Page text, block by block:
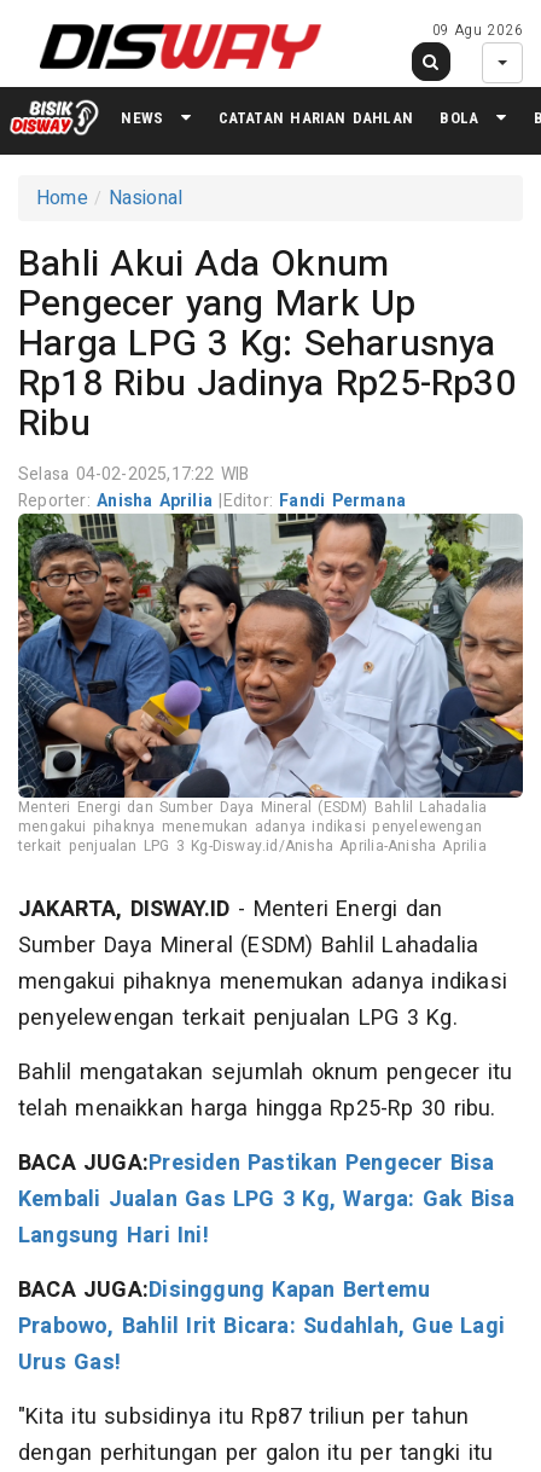
09 Agu 2026
NEWS CATATAN HARIAN DAHLAN BOLA
Home Nasional
Bahli Akui Ada Oknum
Pengecer yang Mark Up
Harga LPG 3 Kg: Seharusnya
Rp18 Ribu Jadinya Rp25-Rp30
Ribu
Selasa 04-02-2025,17:22 WIB
Reporter:Anisha Aprilia|Editor: Fandi Permana
Menteri Energi dan Sumber Daya Mineral (ESDM) Bahlil Lahadalia
mengakui pihaknya menemukan adanya indikasi penyelewengan
terkait penjualan LPG 3 Kg-Disway.id/Anisha Aprilia-Anisha Aprilia
JAKARTA, DISWAY.ID - Menteri Energi dan
Sumber Daya Mineral (ESDM) Bahlil Lahadalia
mengakui pihaknya menemukan adanya indikasi
penyelewengan terkait penjualan LPG 3 Kg.
Bahlil mengatakan sejumlah oknum pengecer itu
telah menaikkan harga hingga Rp25-Rp 30 ribu.
BACA JUGA:Presiden Pastikan Pengecer Bisa
Kembali Jualan Gas LPG 3 Kg, Warga: Gak Bisa
Langsung Hari Ini!
BACA JUGA:Disinggung Kapan Bertemu
Prabowo, Bahlil Irit Bicara: Sudahlah, Gue Lagi
Urus Gas!
"Kita itu subsidinya itu Rp87 triliun per tahun
dengan perhitungan per galon itu per tangki itu